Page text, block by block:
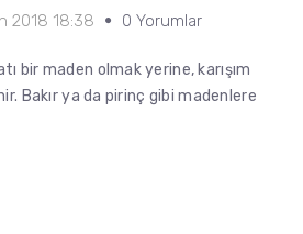
2018 18:38 0 Yorumlar
bir maden olmak yerine, karışım
Bakır ya da pirinç gibi madenlere